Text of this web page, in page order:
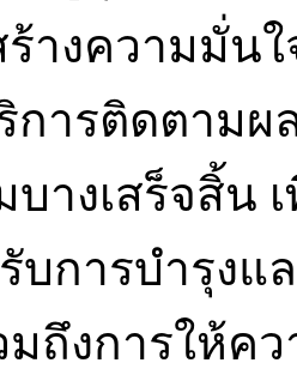
ร้างความมั่น
การติดตามผ
บางเสร็จสิ้น
บการบำรุงแ
มถึงการให้